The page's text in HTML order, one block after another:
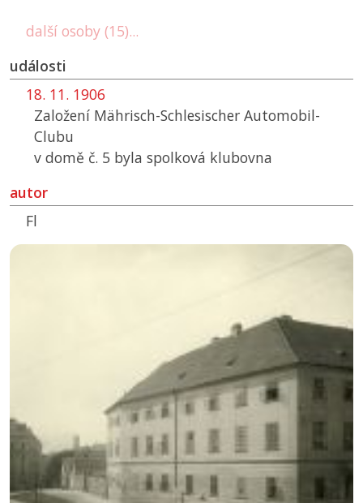
další osoby (15)...
události
18. 11. 1906
Založení Mährisch-Schlesischer Automobil-
Clubu
v domě č. 5 byla spolková klubovna
autor
Fl